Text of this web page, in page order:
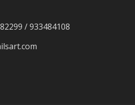
/ 933484108